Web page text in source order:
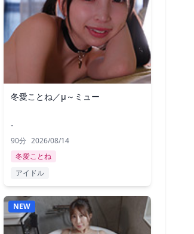
冬愛ことね／μ～ミュー
-
90分 2026/08/14
冬愛ことね
アイドル
NEW